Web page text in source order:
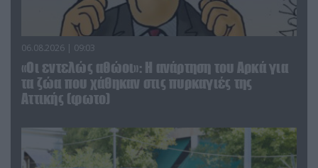
06.08.2026 | 09:03
«Οι εντελώς αθώοι»: Η ανάρτηση του Αρκά για
τα ζώα που χάθηκαν στις πυρκαγιές της
Αττικής (φωτο)